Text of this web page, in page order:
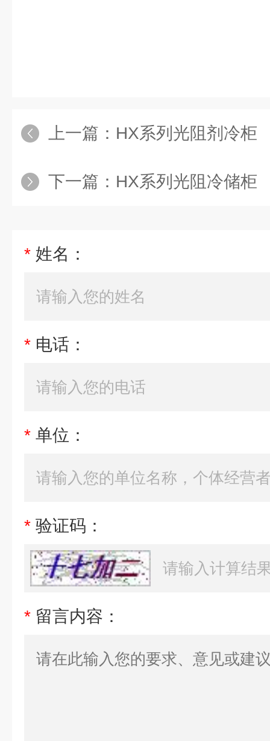
上一篇： HX系列光阻剂冷柜
下一篇： HX系列光阻冷储柜
* 姓名：
* 电话：
* 单位：
* 验证码：
* 留言内容：